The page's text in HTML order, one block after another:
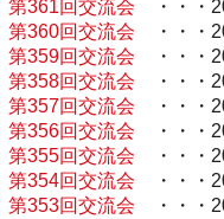
第361回交流会 ・・・
第360回交流会 ・・・
第359回交流会 ・・・
第358回交流会 ・・・
第357回交流会 ・・・
第356回交流会 ・・・
第355回交流会 ・・・
第354回交流会 ・・・
第353回交流会 ・・・